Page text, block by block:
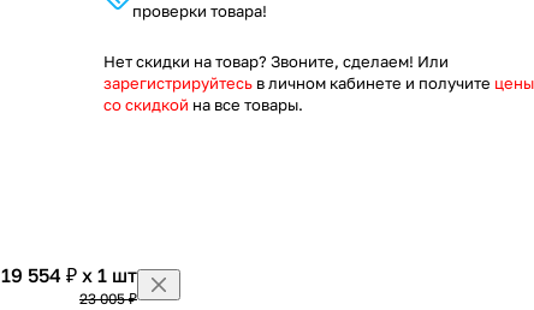
проверки товара!
Нет скидки на товар? Звоните, сделаем! Или
зарегистрируйтесь в личном кабинете и получите цены
со скидкой на все товары.
19 554 ₽ x 1 шт
23 005 ₽